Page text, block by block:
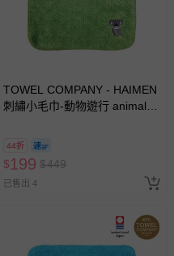
TOWEL COMPANY - HAIMEN
刺繡小毛巾-動物遊行 animal
44折
$199 $449
已售出 4